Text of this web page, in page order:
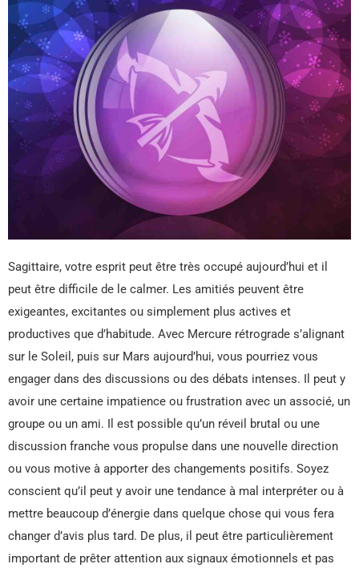
Sagittaire, votre esprit peut être très occupé aujourd’hui et il
peut être difficile de le calmer. Les amitiés peuvent être
exigeantes, excitantes ou simplement plus actives et
productives que d’habitude. Avec Mercure rétrograde s’alignant
sur le Soleil, puis sur Mars aujourd’hui, vous pourriez vous
engager dans des discussions ou des débats intenses. Il peut y
avoir une certaine impatience ou frustration avec un associé, un
groupe ou un ami. Il est possible qu’un réveil brutal ou une
discussion franche vous propulse dans une nouvelle direction
ou vous motive à apporter des changements positifs. Soyez
conscient qu’il peut y avoir une tendance à mal interpréter ou à
mettre beaucoup d’énergie dans quelque chose qui vous fera
changer d’avis plus tard. De plus, il peut être particulièrement
important de prêter attention aux signaux émotionnels et pas